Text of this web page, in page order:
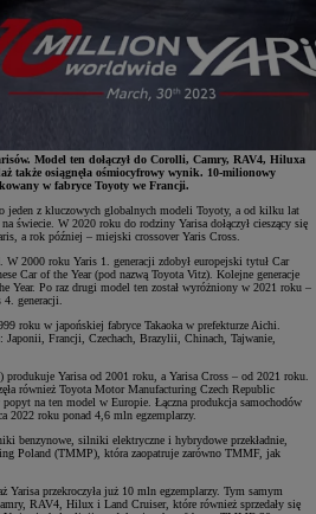
Model ten dołączył do Corolli, Camry, RAV4, Hiluxa
także osiągnęła ośmiocyfrowy wynik. 10-milionowy
w fabryce Toyoty we Francji.
jeden z kluczowych globalnych modeli Toyoty, a od kilku lat
świecie. W 2020 roku do rodziny Yarisa dołączył cieszący się
a rok później – miejski crossover Yaris Cross.
2000 roku Yaris 1. generacji zdobył europejski tytuł Car
Car of the Year (pod nazwą Toyota Vitz). Kolejne generacje
Year. Po raz drugi model ten został wyróżniony w 2021 roku –
generacji.
roku w japońskiej fabryce Takaoka w prefekturze Aichi.
Francji, Czechach, Brazylii, Chinach, Tajwanie,
Yarisa od 2001 roku, a Yarisa Cross – od 2021 roku.
również Toyota Motor Manufacturing Czech Republic
na ten model w Europie. Łączna produkcja samochodów
2022 roku ponad 4,6 mln egzemplarzy.
benzynowe, silniki elektryczne i hybrydowe przekładnie,
Poland (TMMP), która zaopatruje zarówno TMMF, jak
Yarisa przekroczyła już 10 mln egzemplarzy. Tym samym
RAV4, Hilux i Land Cruiser, które również sprzedały się